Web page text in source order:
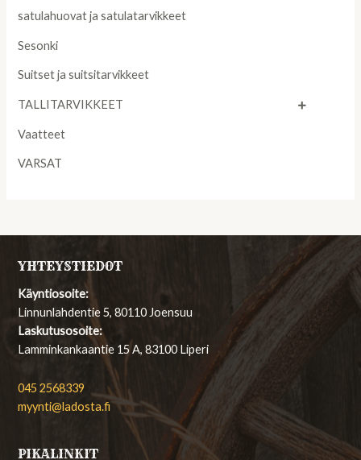
satulahuovat ja satulatarvikkeet
Sesonki
Suitset ja suitsitarvikkeet
TALLITARVIKKEET
Vaatteet
VARSAT
YHTEYSTIEDOT
Käyntiosoite:
Linnunlahdentie 5, 80110 Joensuu
Laskutusosoite:
Lamminkankaantie 15 A, 83100 Liperi
045 2568339
myynti@ladosta.fi
PIKALINKIT